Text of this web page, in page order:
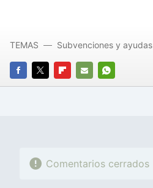
FACEBOOK
TWITTERFLIPBOARD
E-
WHATSAPP
TEMAS Subvenciones y ayudas
Comentarios cerrados